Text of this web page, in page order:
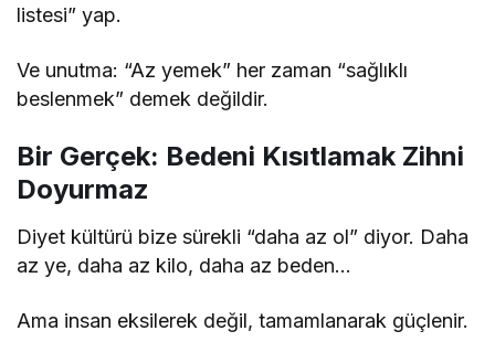
listesi” yap.
Ve unutma: “Az yemek” her zaman “sağlıklı
beslenmek” demek değildir.
Bir Gerçek: Bedeni Kısıtlamak Zihni
Doyurmaz
Diyet kültürü bize sürekli “daha az ol” diyor. Daha
az ye, daha az kilo, daha az beden…
Ama insan eksilerek değil, tamamlanarak güçlenir.